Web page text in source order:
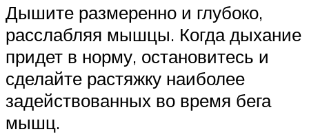
Дышите размеренно и глубоко,
расслабляя мышцы. Когда дыхание
придет в норму, остановитесь и
сделайте растяжку наиболее
задействованных во время бега
мышц.